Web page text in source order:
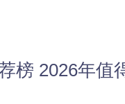
榜 2026年值